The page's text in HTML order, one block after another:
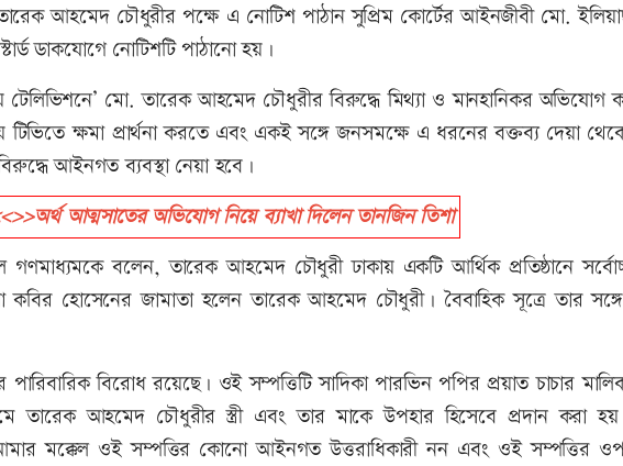
আহমেদ চৌধুরীর পক্ষে এ নোটিশ পাঠান সুপ্রিম কোর্টের আইনজীবী মো.
ডাকযোগে নোটিশটি পাঠানো হয়।
মো. তারেক আহমেদ চৌধুরীর বিরুদ্ধে মিথ্যা ও মানহানিকর অভিযোগ
ক্ষমা প্রার্থনা করতে এবং একই সঙ্গে জনসমক্ষে এ ধরনের বক্তব্য দেয়া
আইনগত ব্যবস্থা নেয়া হবে।
আত্মসাতের অভিযোগ নিয়ে ব্যাখা দিলেন তানজিন তিশা
বলেন, তারেক আহমেদ চৌধুরী ঢাকায় একটি আর্থিক প্রতিষ্ঠানে
কবির হোসেনের জামাতা হলেন তারেক আহমেদ চৌধুরী। বৈবাহিক সূত্রে তার
বিরোধ রয়েছে। ওই সম্পত্তিটি সাদিকা পারভিন পপির প্রয়াত চাচার
তারেক আহমেদ চৌধুরীর স্ত্রী এবং তার মাকে উপহার হিসেবে প্রদান করা
মক্কেল ওই সম্পত্তির কোনো আইনগত উত্তরাধিকারী নন এবং ওই সম্পত্তির